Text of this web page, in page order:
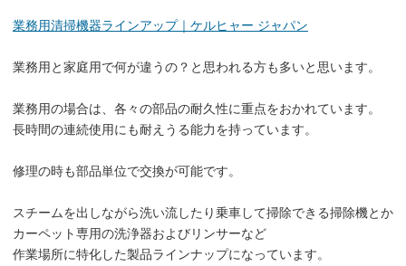
業務用清掃機器ラインアップ｜ケルヒャー ジャパン
業務用と家庭用で何が違うの？と思われる方も多いと思います。
業務用の場合は、各々の部品の耐久性に重点をおかれています。
長時間の連続使用にも耐えうる能力を持っています。
修理の時も部品単位で交換が可能です。
スチームを出しながら洗い流したり乗車して掃除できる掃除機とか
カーペット専用の洗浄器およびリンサーなど
作業場所に特化した製品ラインナップになっています。